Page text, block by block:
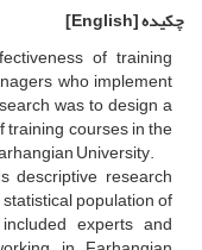
چکیده[English]
of training
who implement
was to design a
training courses in the
University.
descriptive research
population of
experts and